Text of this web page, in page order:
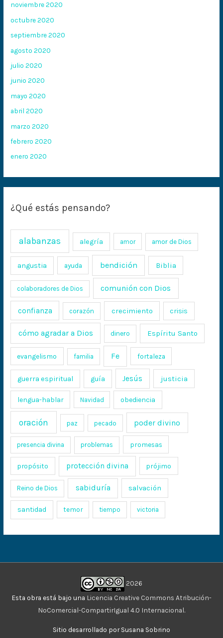
noviembre 2020
octubre 2020
septiembre 2020
agosto 2020
julio 2020
junio 2020
mayo 2020
abril 2020
marzo 2020
febrero 2020
enero 2020
¿Qué estás pensando?
alabanzas alegría amor amor de Dios
angustia ayuda bendición Biblia
colaboradores de Dios comunión con Dios
confianza corazón crecimiento crisis
cómo agradar a Dios dinero Espíritu Santo
evangelismo familia Fe fortaleza
guerra espiritual guía Jesús justicia
lengua-hablar Navidad obediencia
oración paz pecado poder divino
presencia divina problemas promesas
propósito protección divina prójimo
Reino de Dios sabiduría salvación
santidad temor tiempo victoria
2026
Esta obra está bajo una Licencia Creative Commons Atribución-
NoComercial-CompartirIgual 4.0 Internacional.
Sitio desarrollado por Susana Sobrino